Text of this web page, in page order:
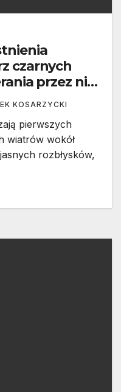
czarnych
przez nie
KOSARZYCKI
pierwszych
wiatrów wokół
rozbłysków,